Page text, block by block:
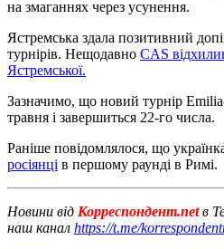
на змаганнях через усунення.
Ястремська здала позитивний
турнірів. Нещодавно CAS
Ястремської.
Зазначимо, що новий турнір
травня і завершиться 22-го числа.
Раніше повідомлялося, що
росіянці в першому раунді в Римі.
Новини від Корреспондент.netв
наш канал https://t.me/